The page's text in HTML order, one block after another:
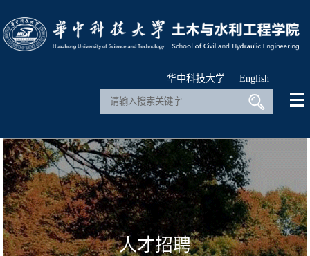
华中科技大学 | English
人才招聘